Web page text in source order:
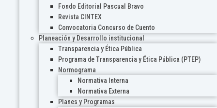
Fondo Editorial Pascual Bravo
Revista CINTEX
Convocatoria Concurso de Cuento
Planeación y Desarrollo institucional
Transparencia y Ética Pública
Programa de Transparencia y Ética Pública (PTEP)
Normograma
Normativa Interna
Normativa Externa
Planes y Programas